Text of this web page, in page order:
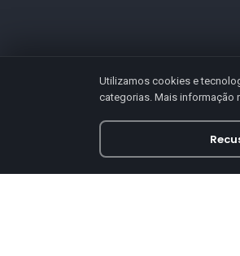
Utilizamos cookies e
categorias. Mais informação